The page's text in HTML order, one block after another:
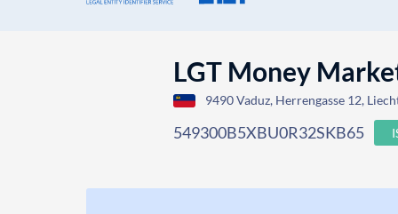
LGT Money
9490 Vaduz, Herrengasse 12,
549300B5XBU0R32SKB65